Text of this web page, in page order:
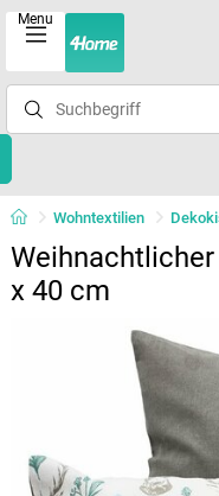
Menu
Wohntextilien
x 40 cm